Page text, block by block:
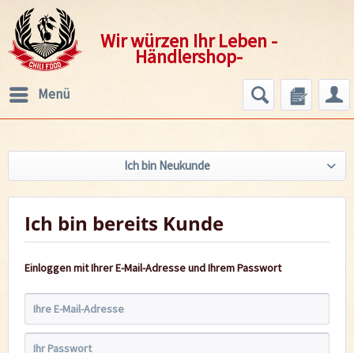
Wir würzen Ihr Leben -
Händlershop-
Menü
Ich bin Neukunde
Ich bin bereits Kunde
Einloggen mit Ihrer E-Mail-Adresse und Ihrem Passwort